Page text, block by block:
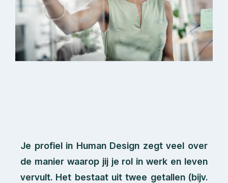
Je profiel in Human Design zegt veel over
de manier waarop jij je rol in werk en leven
vervult. Het bestaat uit twee getallen (bijv.